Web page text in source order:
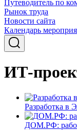
Путеводитель по
Рынок труда
Новости сайта
Календарь
ИТ-
Разработка в
ДОМ.РФ: